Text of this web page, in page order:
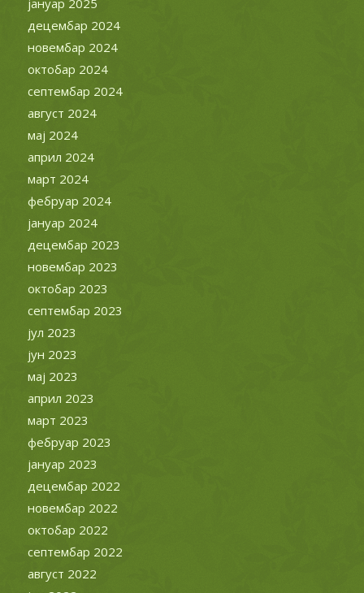
децембар 2023
новембар 2023
октобар 2023
септембар 2023
јул 2023
јун 2023
мај 2023
април 2023
март 2023
фебруар 2023
јануар 2023
децембар 2022
новембар 2022
октобар 2022
септембар 2022
август 2022
јун 2022
мај 2022
април 2022
март 2022
фебруар 2022
јануар 2022
децембар 2021
новембар 2021
октобар 2021
септембар 2021
август 2021